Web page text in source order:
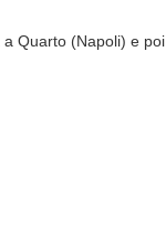
Quarto (Napoli) e poi